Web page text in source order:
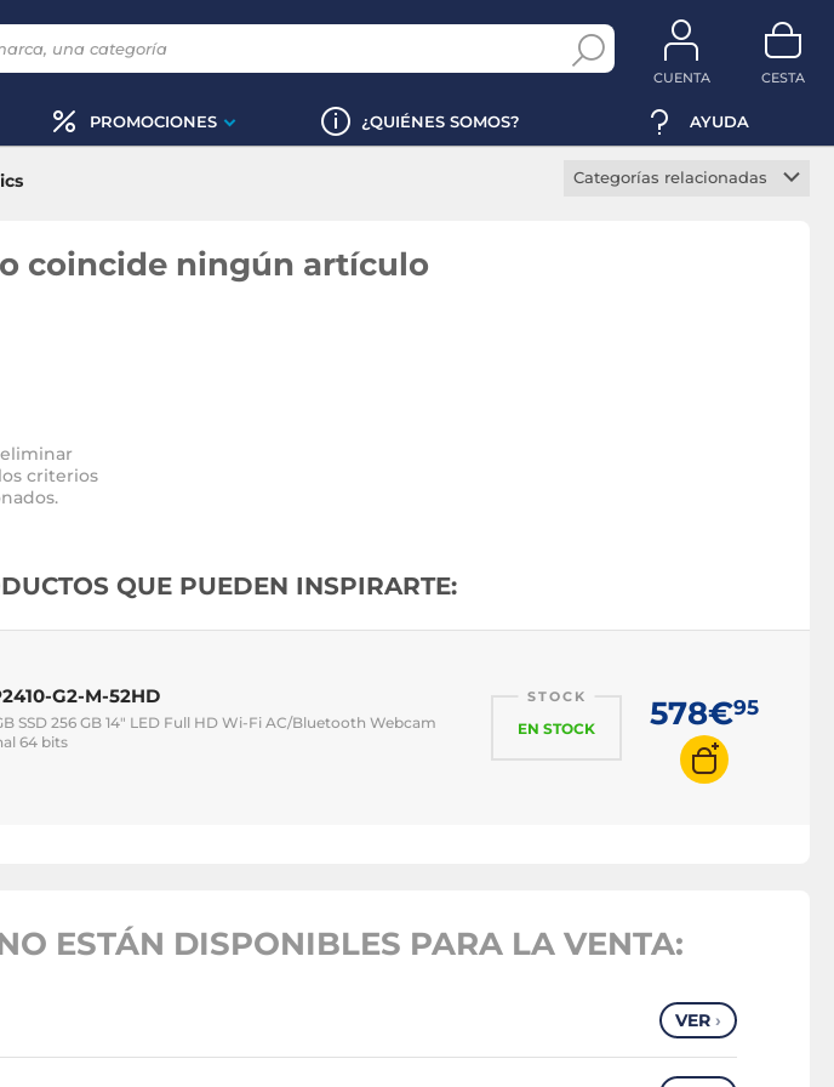
CUENTA CESTA
PROMOCIONES ¿QUIÉNES SOMOS? AYUDA
Categorías relacionadas
coincide ningún artículo
criterios
QUE PUEDEN INSPIRARTE:
G2-M-52HD
SSD 256 GB 14" LED Full HD Wi-Fi AC/Bluetooth Webcam
64 bits
STOCK
EN STOCK 578€95
ESTÁN DISPONIBLES PARA LA VENTA:
VER ›